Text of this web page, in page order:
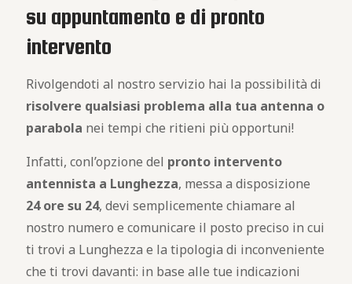
su appuntamento e di pronto
intervento
Rivolgendoti al nostro servizio hai la possibilità di
risolvere qualsiasi problema alla tua antenna o
parabola nei tempi che ritieni più opportuni!
Infatti, conl’opzione del pronto intervento
antennista a Lunghezza, messa a disposizione
24 ore su 24, devi semplicemente chiamare al
nostro numero e comunicare il posto preciso in cui
ti trovi a Lunghezza e la tipologia di inconveniente
che ti trovi davanti: in base alle tue indicazioni